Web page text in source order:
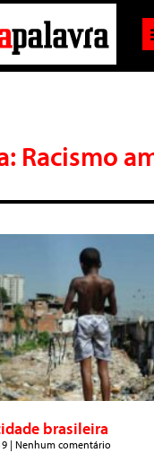
Racismo
brasileira
Nenhum comentário